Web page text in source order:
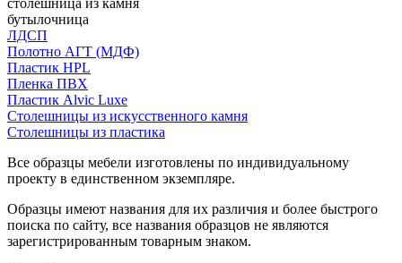
бутылочница
ЛДСП
Полотно АГТ (МДФ)
Пластик HPL
Пленка ПВХ
Пластик Alvic Luxe
Столешницы из искусственного камня
Столешницы из пластика
Все образцы мебели изготовлены по индивидуальному
проекту в единственном экземпляре.
Образцы имеют названия для их различия и более быстрого
поиска по сайту, все названия образцов не являются
зарегистрированным товарным знаком.